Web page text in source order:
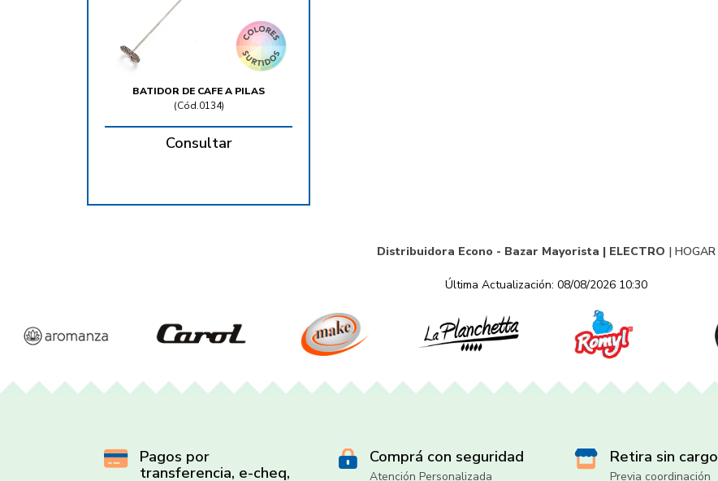
BATIDOR DE CAFE A PILAS
(Cód.0134)
Consultar
Distribuidora Econo - Bazar Mayorista | ELECTRO | HOGAR
Última Actualización: 08/08/2026 10:30
Pagos por
transferencia, e-cheq,
Comprá con seguridad
Atención Personalizada
Retira sin cargo
Previa coordinación